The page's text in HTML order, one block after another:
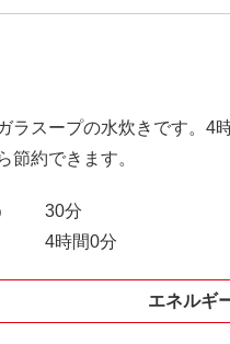
ラスープの水炊きです。4
節約できます。
30分
4時間0分
エネルギ